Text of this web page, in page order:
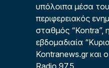
υπόλοιπα μέσα του
περιφερειακός
σταθμός “Kontra”,
εβδομαδιαία
Kontranews.gr και
Radio 97,5.